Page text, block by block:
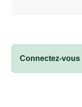
Connectez-vous